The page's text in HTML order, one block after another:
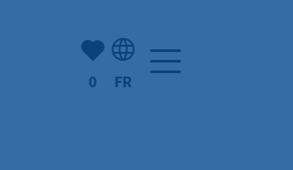
Nombre d'éléments mis en
0 FR